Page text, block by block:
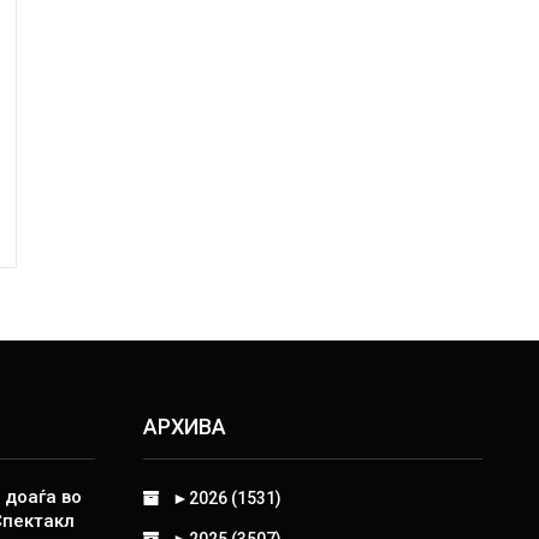
во
АРХИВА
► 2026 (1531)